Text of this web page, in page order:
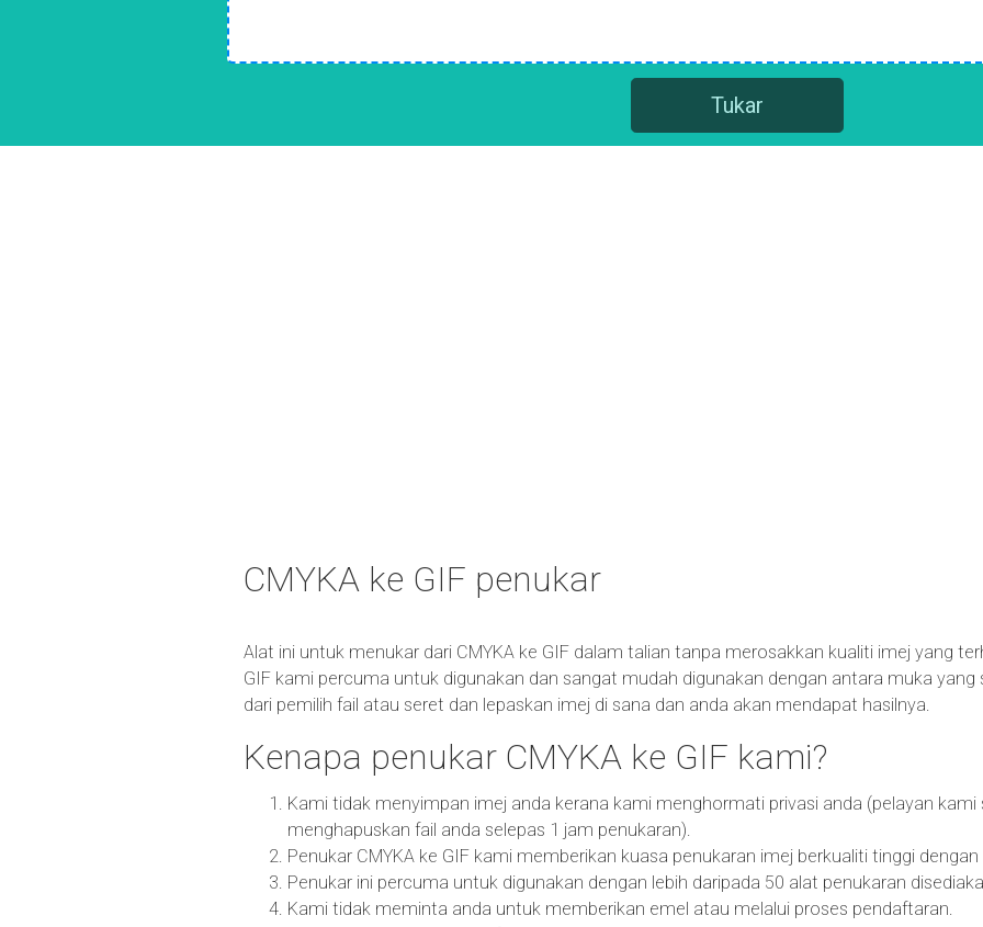
Tukar
CMYKA ke GIF penukar
Alat ini untuk menukar dari CMYKA ke GIF dalam talian tanpa merosakkan kualiti imej yang
GIF kami percuma untuk digunakan dan sangat mudah digunakan dengan antara muka yang
dari pemilih fail atau seret dan lepaskan imej di sana dan anda akan mendapat hasilnya.
Kenapa penukar CMYKA ke GIF kami?
Kami tidak menyimpan imej anda kerana kami menghormati privasi anda (pelayan
menghapuskan fail anda selepas 1 jam penukaran).
Penukar CMYKA ke GIF kami memberikan kuasa penukaran imej berkualiti tinggi
Penukar ini percuma untuk digunakan dengan lebih daripada 50 alat penukaran
Kami tidak meminta anda untuk memberikan emel atau melalui proses pendaftaran.